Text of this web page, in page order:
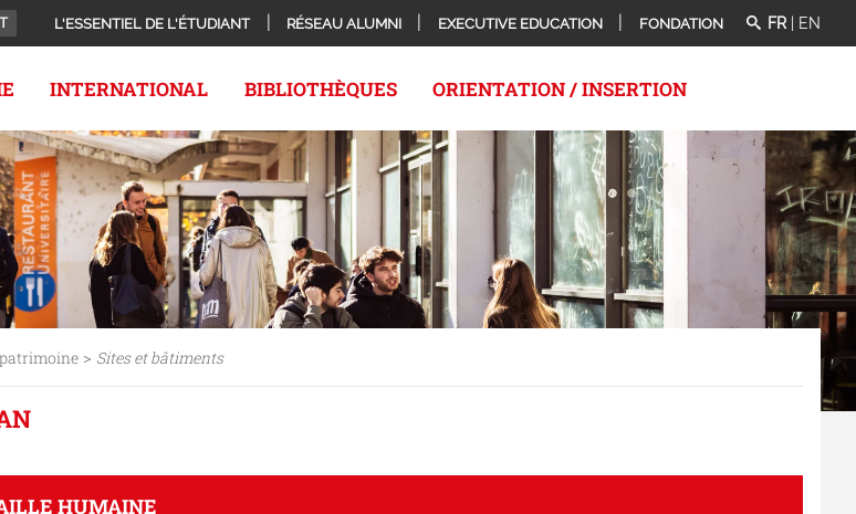
L'ESSENTIEL DE L'ÉTUDIANT RÉSEAU ALUMNI EXECUTIVE EDUCATION FONDATION FR EN
INTERNATIONAL BIBLIOTHÈQUES ORIENTATION / INSERTION
> Sites et bâtiments
HUMAINE